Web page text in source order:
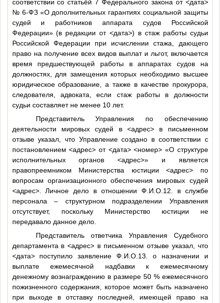
соответствии со статьёй 7 Федерального закона от <дата>
№ 6-ФЗ «О дополнительных гарантиях социальной защиты
судей и работников аппарата судов Российской
Федерации» (в редакции от <дата>) в стаж работы судьи
Российской Федерации при исчислении стажа, дающего
право на получение всех видов выплат и льгот, включается
время предшествующей работы в аппаратах судов на
должностях, для замещения которых необходимо высшее
юридическое образование, а также в качестве прокурора,
следователя, адвоката, если стаж работы в должности
судьи составляет не менее 10 лет.
Представитель Управления по обеспечению
деятельности мировых судей в <адрес>в письменном
отзыве указал, что Управление создано в соответствии с
постановлением<адрес> от <дата> <номер> «О структуре
исполнительных органов <адрес>» и является
правопреемником Министерства юстиции <адрес> по
вопросам организационного обеспечения мировых судей
<адрес>. Личное дело в отношении Ф.И.О.12 . в службе
персонала – структурном подразделении Управления
отсутствует, поскольку Министерство юстиции не
передавало данное дело.
Представитель ответчика Управления Судебного
департамента в<адрес> в письменном отзыве указал, что
<дата>поступило заявление Ф.И.О.13 . о назначении и
выплате ежемесячной надбавки к ежемесячному
денежному вознаграждению в размере 50 % ежемесячного
пожизненного содержания, которое может быть назначено
при выходе в отставку последней, имеющей право на